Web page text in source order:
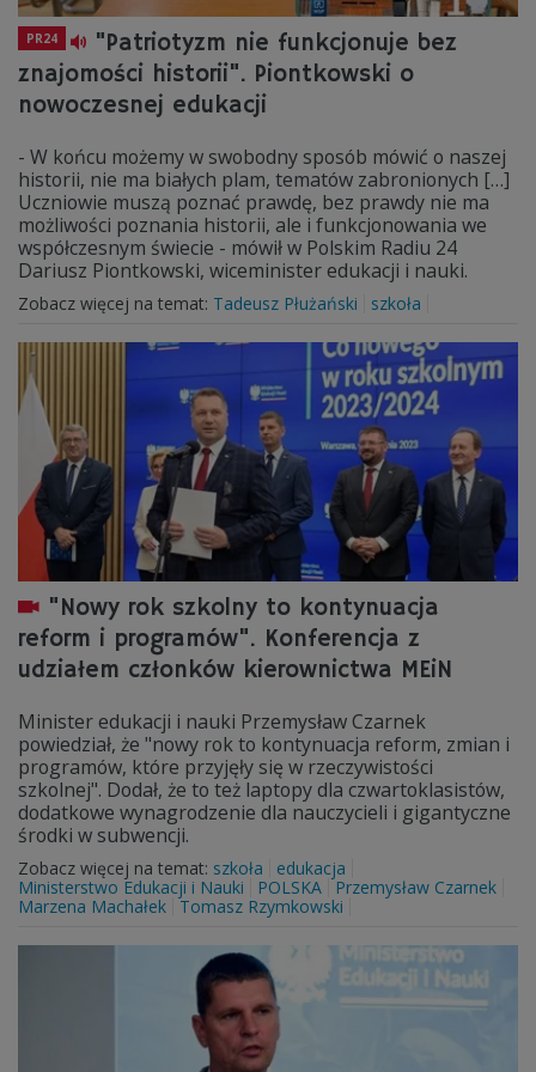
PR24
"Patriotyzm nie funkcjonuje bez
znajomości historii". Piontkowski o
nowoczesnej edukacji
- W końcu możemy w swobodny sposób mówić o naszej
historii, nie ma białych plam, tematów zabronionych […]
Uczniowie muszą poznać prawdę, bez prawdy nie ma
możliwości poznania historii, ale i funkcjonowania we
współczesnym świecie - mówił w Polskim Radiu 24
Dariusz Piontkowski, wiceminister edukacji i nauki.
Zobacz więcej na temat: Tadeusz Płużański szkoła
"Nowy rok szkolny to kontynuacja
reform i programów". Konferencja z
udziałem członków kierownictwa MEiN
Minister edukacji i nauki Przemysław Czarnek
powiedział, że "nowy rok to kontynuacja reform, zmian i
programów, które przyjęły się w rzeczywistości
szkolnej". Dodał, że to też laptopy dla czwartoklasistów,
dodatkowe wynagrodzenie dla nauczycieli i gigantyczne
środki w subwencji.
Zobacz więcej na temat: szkoła
edukacja
Ministerstwo Edukacji i Nauki
POLSKA
Przemysław Czarnek
Marzena Machałek Tomasz Rzymkowski